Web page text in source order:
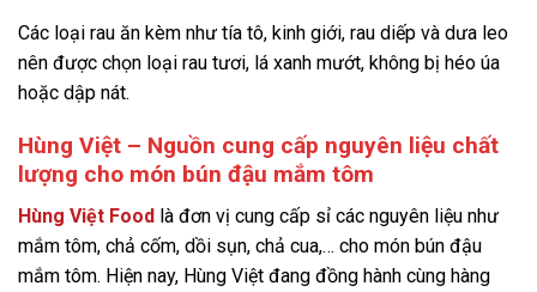
Các loại rau ăn kèm như tía tô, kinh giới, rau diếp và dưa leo
nên được chọn loại rau tươi, lá xanh mướt, không bị héo úa
hoặc dập nát.
Hùng Việt – Nguồn cung cấp nguyên liệu chất
lượng cho món bún đậu mắm tôm
Hùng Việt Food là đơn vị cung cấp sỉ các nguyên liệu như
mắm tôm, chả cốm, dồi sụn, chả cua,… cho món bún đậu
mắm tôm. Hiện nay, Hùng Việt đang đồng hành cùng hàng